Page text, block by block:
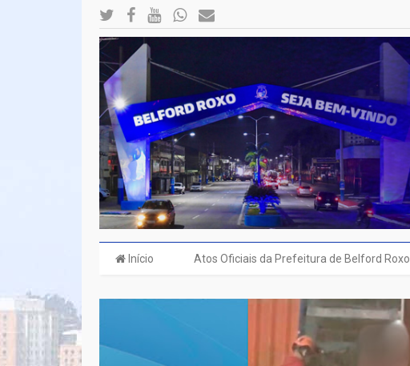
Início Atos Oficiais da Prefeitura de Belford Roxo